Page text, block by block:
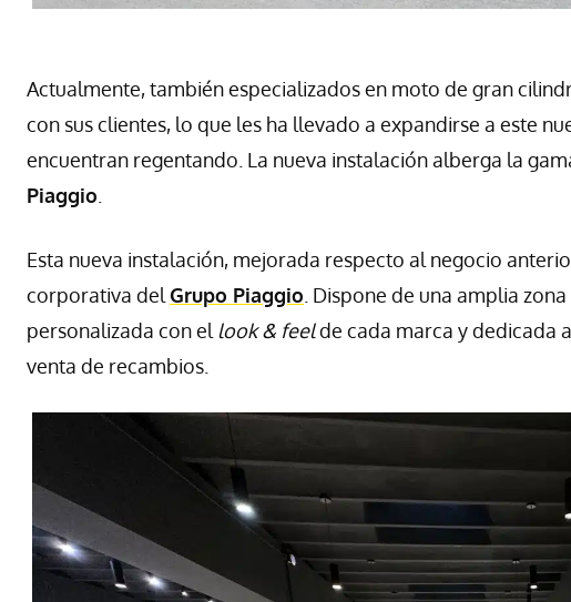
Actualmente, también especializados en moto de gran
con sus clientes, lo que les ha llevado a expandirse a este
encuentran regentando. La nueva instalación alberga la
Piaggio
Esta nueva instalación, mejorada respecto al negocio
corporativa del Grupo Piaggio . Dispone de una amplia
personalizada con el look & feelde cada marca y dedicada
venta de recambios.